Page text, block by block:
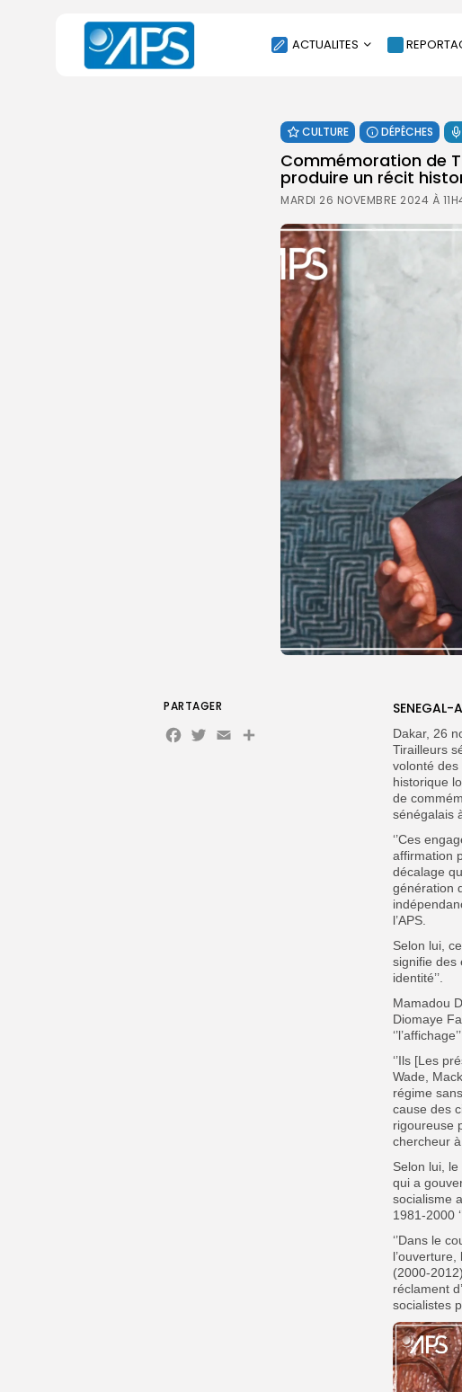
ACTUALITES
SOCIÉTÉ
ÉCONOMIE
CULTURE
ENVIRONNEMENT
INTERNATIONAL
AGENDA
SANTE
CULTURE DÉPÊCHES
Commémoration de
produire un récit
MARDI 26 NOVEMBRE 2024 À
SENEGAL-
Dakar, 26
Tirailleurs
volonté
historique
de
sénégalais
‘’Ces
affirmation
décalage
génération
l’APS.
Selon lui,
signifie des
identité’’.
Mamadou
Diomaye
‘’Ils [Les
Wade,
régime
cause des
rigoureuse
chercheur
Selon lui,
qui a
socialisme
1981-2000
‘’Dans le
(2000-
réclament
socialistes
PARTAGER
Facebook
Twitter
EmailPartager